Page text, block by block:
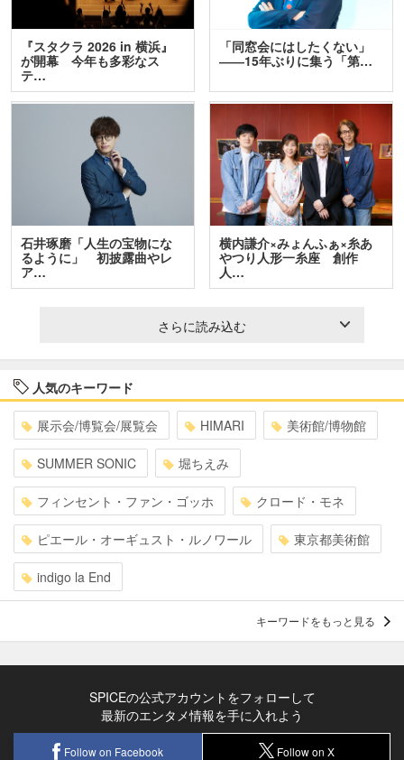
『スタクラ 2026 in 横浜』
が開幕 今年も多彩なス
テ…
「同窓会にはしたくない」
――15年ぶりに集う「第…
石井琢磨「人生の宝物にな
るように」 初披露曲やレ
ア…
横内謙介×みょんふぁ×糸あ
やつり人形一糸座 創作
人…
さらに読み込む
人気のキーワード
展示会/博覧会/展覧会 HIMARI 美術館/博物館
SUMMER SONIC 堀ちえみ
フィンセント・ファン・ゴッホ クロード・モネ
ピエール・オーギュスト・ルノワール 東京都美術館
indigo la End
キーワードをもっと見る
SPICEの公式アカウントをフォローして
最新のエンタメ情報を手に入れよう
Follow on Facebook Follow on X